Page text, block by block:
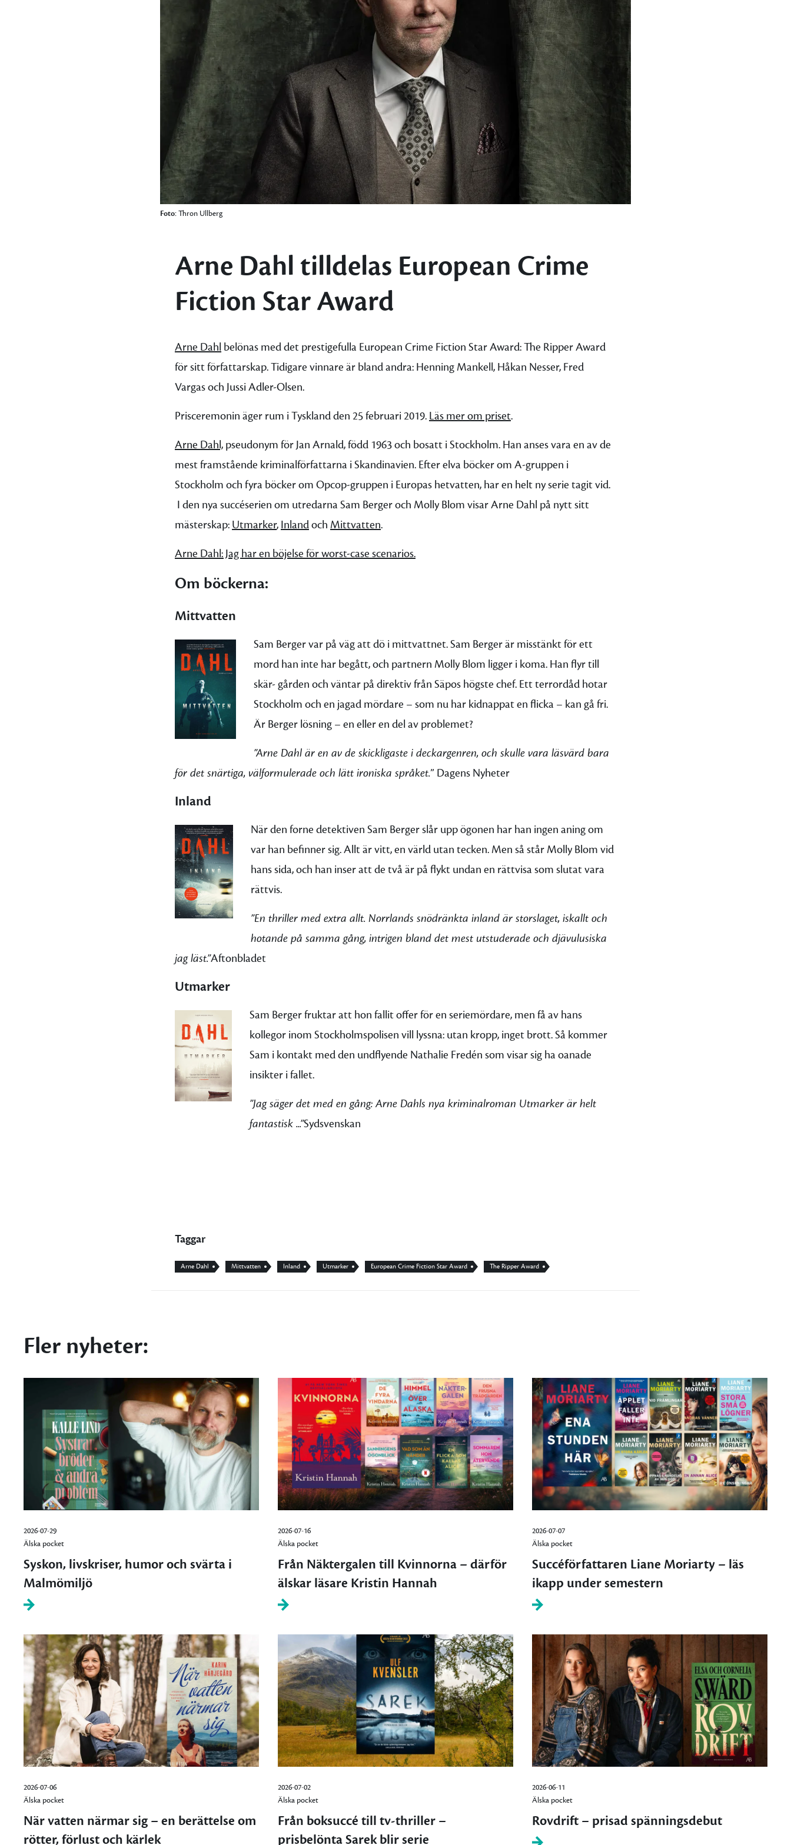
Foto:Thron Ullberg
Arne Dahl tilldelas European Crime
Fiction Star Award
Arne Dahl belönas med det prestigefulla European Crime Fiction Star Award: The Ripper Award
för sitt författarskap. Tidigare vinnare är bland andra: Henning Mankell, Håkan Nesser, Fred
Vargas och Jussi Adler-Olsen.
Prisceremonin äger rum i Tyskland den 25 februari 2019. Läs mer om priset.
Arne Dahl, pseudonym för Jan Arnald, född 1963 och bosatt i Stockholm. Han anses vara en av de
mest framstående kriminalförfattarna i Skandinavien. Efter elva böcker om A-gruppen i
Stockholm och fyra böcker om Opcop-gruppen i Europas hetvatten, har en helt ny serie tagit vid.
I den nya succéserien om utredarna Sam Berger och Molly Blom visar Arne Dahl på nytt sitt
mästerskap: Utmarker, Inlandoch Mittvatten.
Arne Dahl: Jag har en böjelse för worst-case scenarios.
Om böckerna:
Mittvatten
Sam Berger var på väg att dö i mittvattnet. Sam Berger är misstänkt för ett
mord han inte har begått, och partnern Molly Blom ligger i koma. Han flyr till
skär- gården och väntar på direktiv från Säpos högste chef. Ett terrordåd hotar
Stockholm och en jagad mördare – som nu har kidnappat en flicka – kan gå fri.
Är Berger lösning – en eller en del av problemet?
”Arne Dahl är en av de skickligaste i deckargenren, och skulle vara läsvärd bara
för det snärtiga, välformulerade och lätt ironiska språket.” Dagens Nyheter
Inland
När den forne detektiven Sam Berger slår upp ögonen har han ingen aning om
var han befinner sig. Allt är vitt, en värld utan tecken. Men så står Molly Blom vid
hans sida, och han inser att de två är på flykt undan en rättvisa som slutat vara
rättvis.
”En thriller med extra allt. Norrlands snödränkta inland är storslaget, iskallt och
hotande på samma gång, intrigen bland det mest utstuderade och djävulusiska
jag läst.”Aftonbladet
Utmarker
Sam Berger fruktar att hon fallit offer för en seriemördare, men få av hans
kollegor inom Stockholmspolisen vill lyssna: utan kropp, inget brott. Så kommer
Sam i kontakt med den undflyende Nathalie Fredén som visar sig ha oanade
insikter i fallet.
”Jag säger det med en gång: Arne Dahls nya kriminalroman Utmarker är helt
fantastisk ...”Sydsvenskan
Taggar
Arne Dahl Mittvatten Inland Utmarker European Crime Fiction Star Award The Ripper Award
Fler nyheter:
2026-07-29
Älska pocket
Syskon, livskriser, humor och svärta i
Malmömiljö
2026-07-16
Älska pocket
Från Näktergalen till Kvinnorna – därför
älskar läsare Kristin Hannah
2026-07-07
Älska pocket
Succéförfattaren Liane Moriarty – läs
ikapp under semestern
2026-07-06
Älska pocket
När vatten närmar sig – en berättelse om
rötter, förlust och kärlek
2026-07-02
Älska pocket
Från boksuccé till tv-thriller –
prisbelönta Sarek blir serie
2026-06-11
Älska pocket
Rovdrift – prisad spänningsdebut